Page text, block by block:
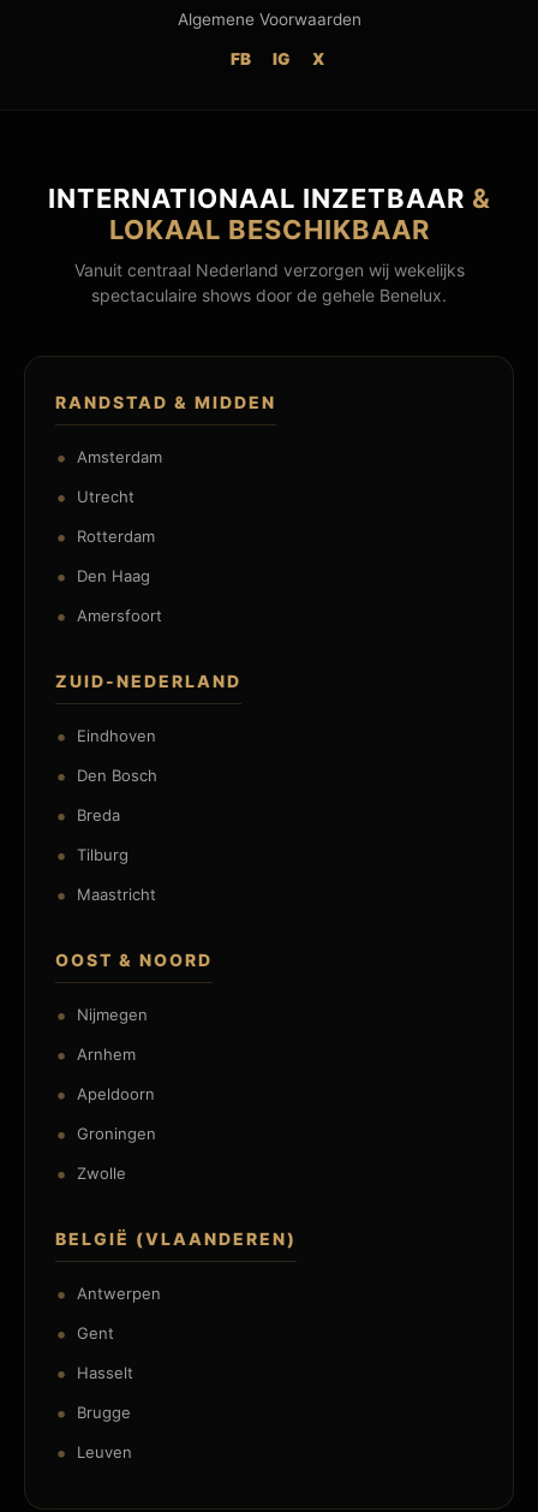
Algemene Voorwaarden
FB IG X
INTERNATIONAAL INZETBAAR &
LOKAAL BESCHIKBAAR
Vanuit centraal Nederland verzorgen wij wekelijks
spectaculaire shows door de gehele Benelux.
RANDSTAD & MIDDEN
Amsterdam
Utrecht
Rotterdam
Den Haag
Amersfoort
ZUID-NEDERLAND
Eindhoven
Den Bosch
Breda
Tilburg
Maastricht
OOST & NOORD
Nijmegen
Arnhem
Apeldoorn
Groningen
Zwolle
BELGIË (VLAANDEREN)
Antwerpen
Gent
Hasselt
Brugge
Leuven